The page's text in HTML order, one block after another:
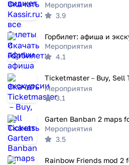
Мероприятия
3.9
Мероприятия
4.1
Мероприятия
3.1
Мероприятия
3.5